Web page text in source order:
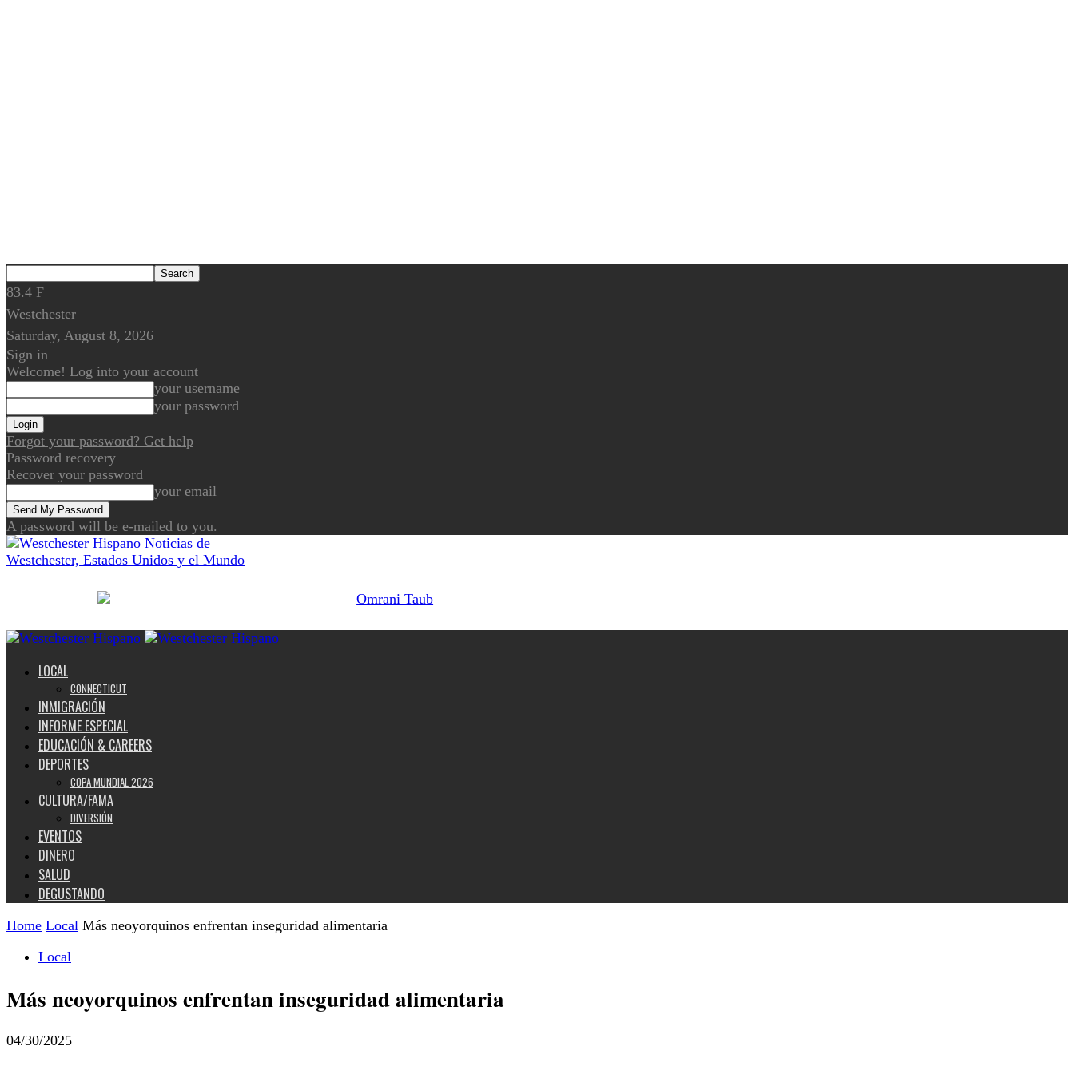
83.4 F
Westchester
Saturday, August 8, 2026
Sign in
Welcome! Log into your account
your username
your password
Forgot your password? Get help
Password recovery
Recover your password
your email
A password will be e-mailed to you.
Noticias de
Westchester, Estados Unidos y el Mundo
LOCAL
CONNECTICUT
INMIGRACIÓN
INFORME ESPECIAL
EDUCACIÓN & CAREERS
DEPORTES
COPA MUNDIAL 2026
CULTURA/FAMA
DIVERSIÓN
EVENTOS
DINERO
SALUD
DEGUSTANDO
Home Local Más neoyorquinos enfrentan inseguridad alimentaria
Local
Más neoyorquinos enfrentan inseguridad alimentaria
04/30/2025